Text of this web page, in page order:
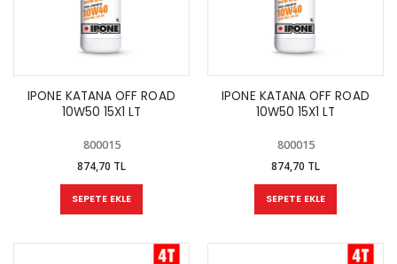
IPONE KATANA OFF ROAD
10W50 15X1 LT
800015
874,70 TL
SEPETE EKLE
IPONE KATANA OFF ROAD
10W50 15X1 LT
800015
874,70 TL
SEPETE EKLE